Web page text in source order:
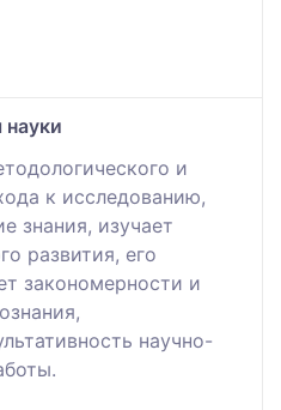
и
к исследованию,
знания, изучает
развития, его
закономерности и
научно-